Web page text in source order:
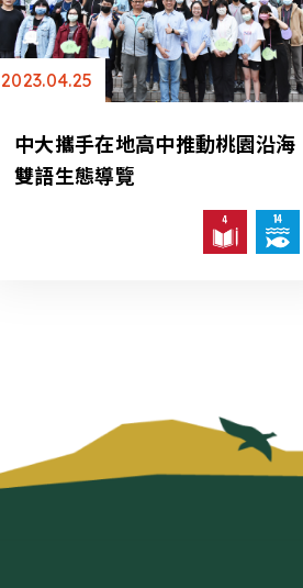
2023.04.25
中大攜手在地高中推動桃園沿海
雙語生態導覽